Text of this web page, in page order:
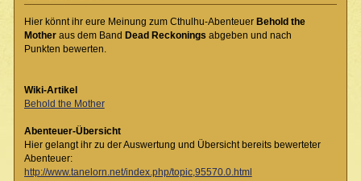
Hier könnt ihr eure Meinung zum Cthulhu-Abenteuer Behold the
Motheraus dem Band Dead Reckonings abgeben und nach
Punkten bewerten.
Wiki-Artikel
Behold the Mother
Abenteuer-Übersicht
Hier gelangt ihr zu der Auswertung und Übersicht bereits bewerteter
Abenteuer:
http://www.tanelorn.net/index.php/topic,95570.0.html